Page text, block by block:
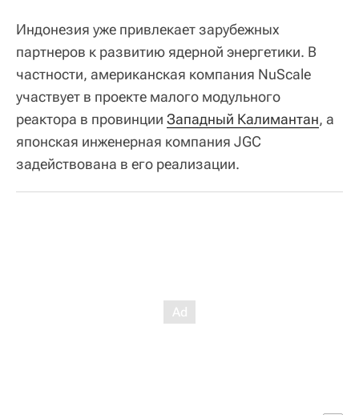
Индонезия уже привлекает зарубежных
партнеров к развитию ядерной энергетики. В
частности, американская компания NuScale
участвует в проекте малого модульного
реактора в провинции Западный Калимантан, а
японская инженерная компания JGC
задействована в его реализации.